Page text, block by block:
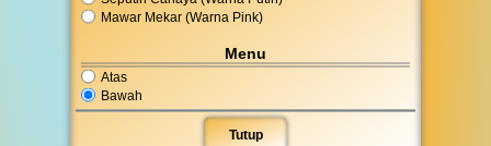
Mawar Mekar (Warna Pink)
Menu
Atas
Bawah
Tutup